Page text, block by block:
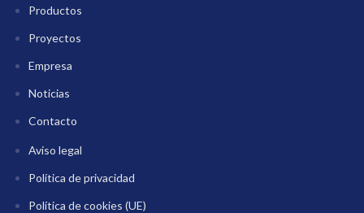
Productos
Proyectos
Empresa
Noticias
Contacto
Aviso legal
Política de privacidad
Política de cookies (UE)